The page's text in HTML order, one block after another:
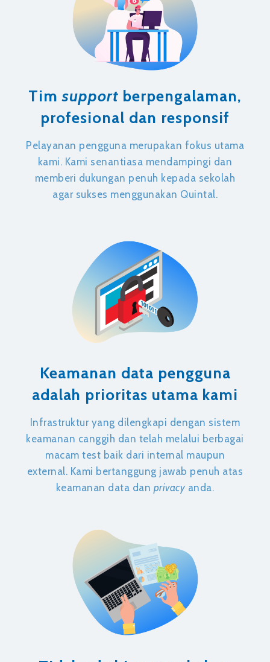
Timsupport berpengalaman,
profesional dan responsif
Pelayanan pengguna merupakan fokus utama
kami. Kami senantiasa mendampingi dan
memberi dukungan penuh kepada sekolah
agar sukses menggunakan Quintal.
Keamanan data pengguna
adalah prioritas utama kami
Infrastruktur yang dilengkapi dengan sistem
keamanan canggih dan telah melalui berbagai
macam test baik dari internal maupun
external. Kami bertanggung jawab penuh atas
keamanan data dan privacy anda.